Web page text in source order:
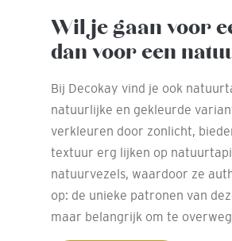
Wil je gaan voor
dan voor een
Bij Decokay vind je ook
natuurlijke en gekleurde
verkleuren door zonlicht,
textuur erg lijken op
natuurvezels, waardoor ze
op: de unieke patronen van
maar belangrijk om te